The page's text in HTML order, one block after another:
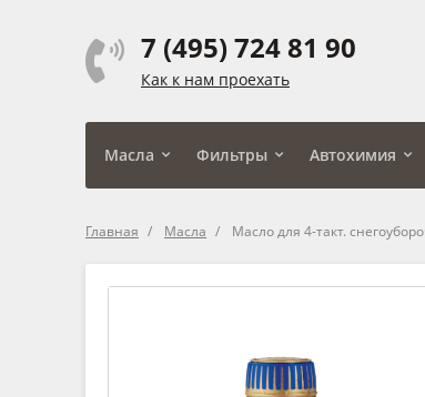
7 (495) 724 81 90
Как к нам проехать
Масла Фильтры Автохимия
Главная Масла Масло для 4-такт.